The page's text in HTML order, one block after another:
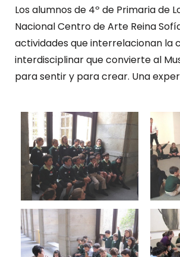
Los alumnos de 4º de Primaria de
Nacional Centro de Arte Reina
actividades que interrelacionan la
interdisciplinar que convierte al
para sentir y para crear. Una